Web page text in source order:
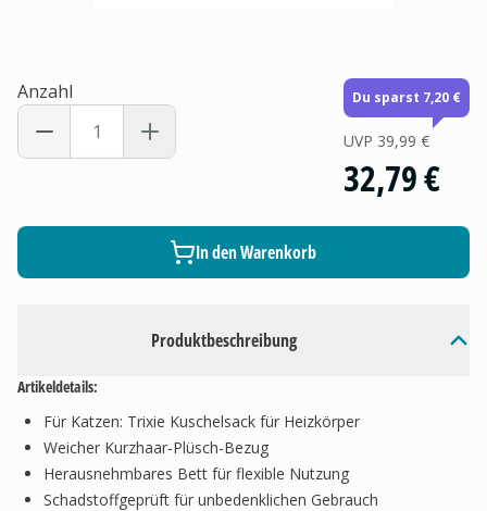
Produktbeschreibung
Artikeldetails:
Für Katzen: Trixie Kuschelsack für Heizkörper
Weicher Kurzhaar-Plüsch-Bezug
Herausnehmbares Bett für flexible Nutzung
Schadstoffgeprüft für unbedenklichen Gebrauch
Anzahl Du sparst 7,20 €
UVP 39,99 €
32,79 €
In den Warenkorb